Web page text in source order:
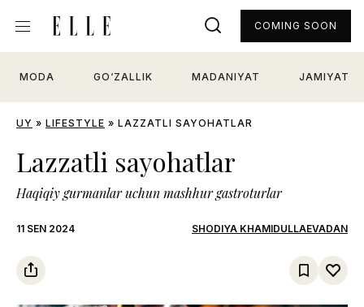
MODA GO‘ZALLIK MADANIYAT JAMIYAT
COMING SOON
UY » LIFESTYLE » LAZZATLI SAYOHATLAR
Lazzatli sayohatlar
Haqiqiy gurmanlar uchun mashhur gastroturlar
11 SEN 2024 SHODIYA KHAMIDULLAEVADAN